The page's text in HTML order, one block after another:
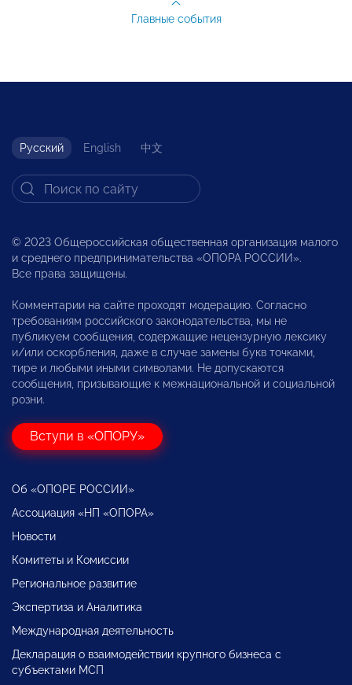
Главные события
Русский English 中文
© 2023 Общероссийская общественная организация малого
и среднего предпринимательства «ОПОРА РОССИИ».
Все права защищены.
Комментарии на сайте проходят модерацию. Согласно
требованиям российского законодательства, мы не
публикуем сообщения, содержащие нецензурную лексику
и/или оскорбления, даже в случае замены букв точками,
тире и любыми иными символами. Не допускаются
сообщения, призывающие к межнациональной и социальной
розни.
Вступи в «ОПОРУ»
Об «ОПОРЕ РОССИИ»
Ассоциация «НП «ОПОРА»
Новости
Комитеты и Комиссии
Региональное развитие
Экспертиза и Аналитика
Международная деятельность
Декларация о взаимодействии крупного бизнеса с
субъектами МСП